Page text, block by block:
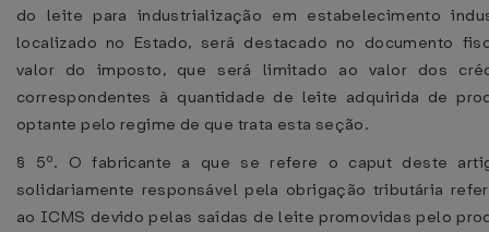
do leite para industrialização em estabelecimento
localizado no Estado, será destacado no documento
valor do imposto, que será limitado ao valor dos
correspondentes à quantidade de leite adquirida de
optante pelo regime de que trata esta seção.
§ 5º. O fabricante a que se refere o caput deste
solidariamente responsável pela obrigação tributária
ao ICMS devido pelas saídas de leite promovidas pelo